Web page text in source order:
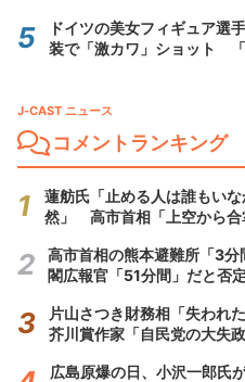
ドイツの美女フィギュア選
装で「激カワ」ショット
J-CAST ニュース
コメントランキング
蓮舫氏「止める人は誰もい
然」 高市首相「上空から合
高市首相の熊本避難所「3
閣広報官「51分間」だと否定
片山さつき財務相「失われ
芥川賞作家「自民党の大失
広島原爆の日、小沢一郎氏